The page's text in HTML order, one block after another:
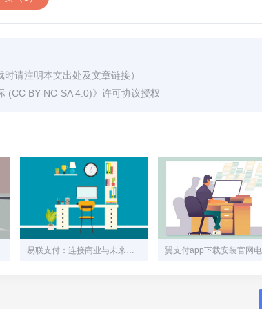
时请注明本文出处及文章链接）
(CC BY-NC-SA 4.0)》许可协议授权
易联支付：连接商业与未来的智能支付引擎